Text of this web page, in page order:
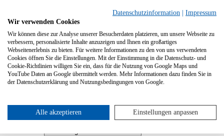
Systemanforderungen
Verlage
Verlage
Log-in
Startseite
Trefferliste
Trefferliste
Titel duplizieren & E-Book generieren
Historie
Titeldetailansicht
Titel anlegen und bearbeiten
Datenschutzinformation
Impressum
Wir verwenden Cookies
Wir können diese zur Analyse unserer Besucherdaten platzieren, um unsere Webseite zu
verbessern, personalisierte Inhalte anzuzeigen und Ihnen ein großartiges
Webseitenerlebnis zu bieten. Für weitere Informationen zu den von uns verwendeten
Cookies öffnen Sie die Einstellungen. Mit der Einstimmung in die Datenschutz- und
Cookie-Richtlinien willigen Sie ein, dass für die Nutzung von Google Maps und
YouTube Daten an Google übermittelt werden. Mehr Informationen dazu finden Sie in
der Datenschutzerklärung und Nutzungsbedingungen von Google.
Alle akzeptieren Einstellungen anpassen